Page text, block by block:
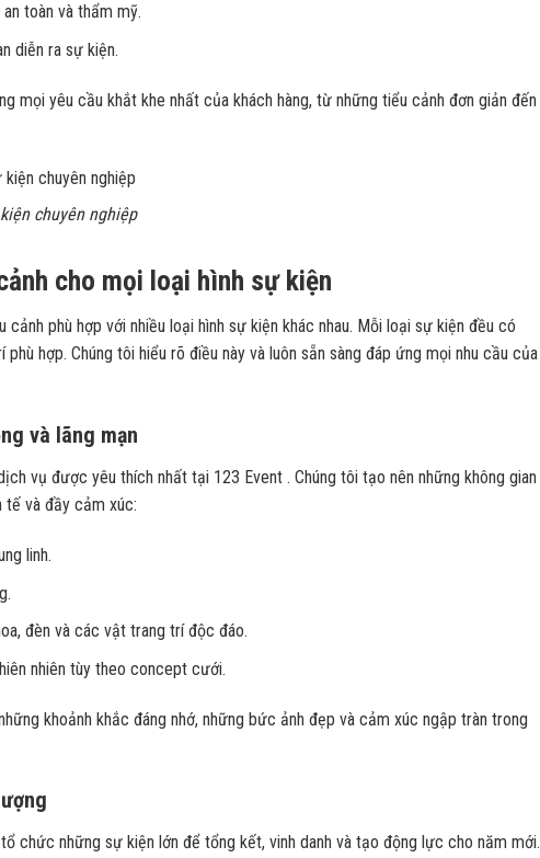
toàn và thẩm mỹ.
diễn ra sự kiện.
mọi yêu cầu khắt khe nhất của khách hàng, từ những tiểu cảnh đơn giản đến
chuyên nghiệp
cho mọi loại hình sự kiện
phù hợp với nhiều loại hình sự kiện khác nhau. Mỗi loại sự kiện đều có
hợp. Chúng tôi hiểu rõ điều này và luôn sẵn sàng đáp ứng mọi nhu cầu của
và lãng mạn
vụ được yêu thích nhất tại 123 Event . Chúng tôi tạo nên những không gian
tế và đầy cảm xúc:
linh.
đèn và các vật trang trí độc đáo.
nhiên tùy theo concept cưới.
khoảnh khắc đáng nhớ, những bức ảnh đẹp và cảm xúc ngập tràn trong
chức những sự kiện lớn để tổng kết, vinh danh và tạo động lực cho năm mới.